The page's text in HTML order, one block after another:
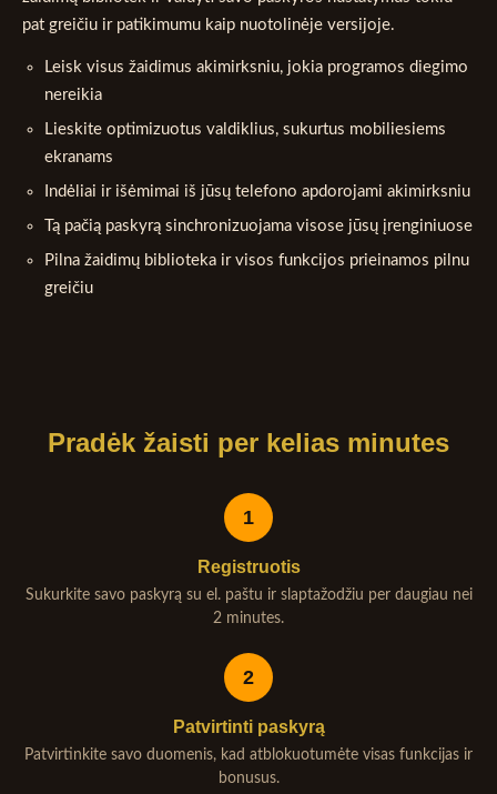
pat greičiu ir patikimumu kaip nuotolinėje versijoje.
Leisk visus žaidimus akimirksniu, jokia programos diegimo
nereikia
Lieskite optimizuotus valdiklius, sukurtus mobiliesiems
ekranams
Indėliai ir išėmimai iš jūsų telefono apdorojami akimirksniu
Tą pačią paskyrą sinchronizuojama visose jūsų įrenginiuose
Pilna žaidimų biblioteka ir visos funkcijos prieinamos pilnu
greičiu
Pradėk žaisti per kelias minutes
1
Registruotis
Sukurkite savo paskyrą su el. paštu ir slaptažodžiu per daugiau nei
2 minutes.
2
Patvirtinti paskyrą
Patvirtinkite savo duomenis, kad atblokuotumėte visas funkcijas ir
bonusus.